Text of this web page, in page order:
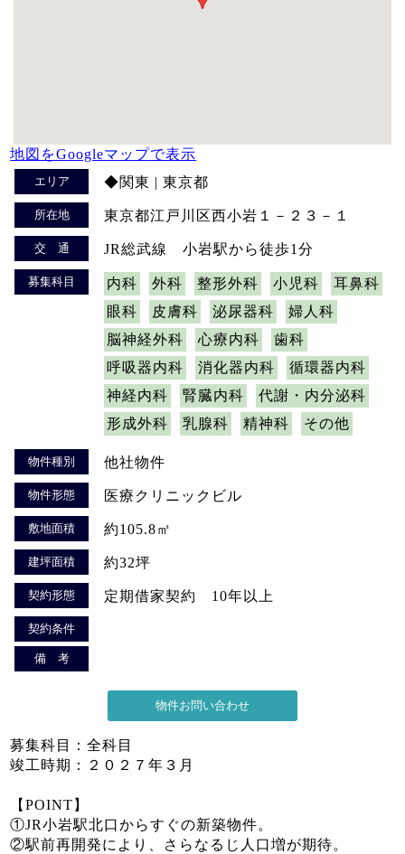
地図をGoogleマップで表示
エリア ◆関東 | 東京都
所在地 東京都江戸川区西小岩１－２３－１
交 通 JR総武線 小岩駅から徒歩1分
募集科目 内科 外科 整形外科 小児科
耳鼻科
眼科
皮膚科 泌尿器科
婦人科
脳神経外科
心療内科
歯科
呼吸器内科
消化器内科
循環器内科
神経内科
腎臓内科
代謝・内分泌科
形成外科
乳腺科 精神科 その他
物件種別 他社物件
物件形態 医療クリニックビル
敷地面積 約105.8㎡
建坪面積 約32坪
契約形態 定期借家契約 10年以上
契約条件
備 考
募集科目：全科目
竣工時期：２０２７年３月
【POINT】
①JR小岩駅北口からすぐの新築物件。
②駅前再開発により、さらなるじ人口増が期待。